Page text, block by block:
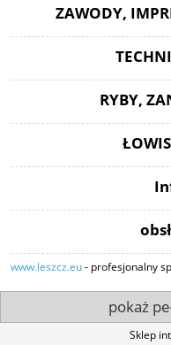
ZAWODY,
RYBY,
www.leszcz.eu- profesjonalny
pokaż
Sklep